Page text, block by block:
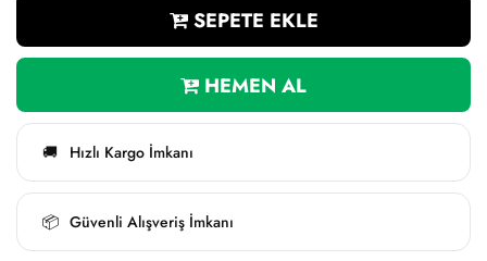
SEPETE EKLE
HEMEN AL
🚚 Hızlı Kargo İmkanı
📦 Güvenli Alışveriş İmkanı